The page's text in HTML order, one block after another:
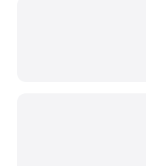
Otkrijte radost kampiranja u
vas očekuju zadivljujući
šuma i veličanstvenih
ljubitelja prirode. Uživajte u
kampova dok se prepustite
otvorenom kao što su